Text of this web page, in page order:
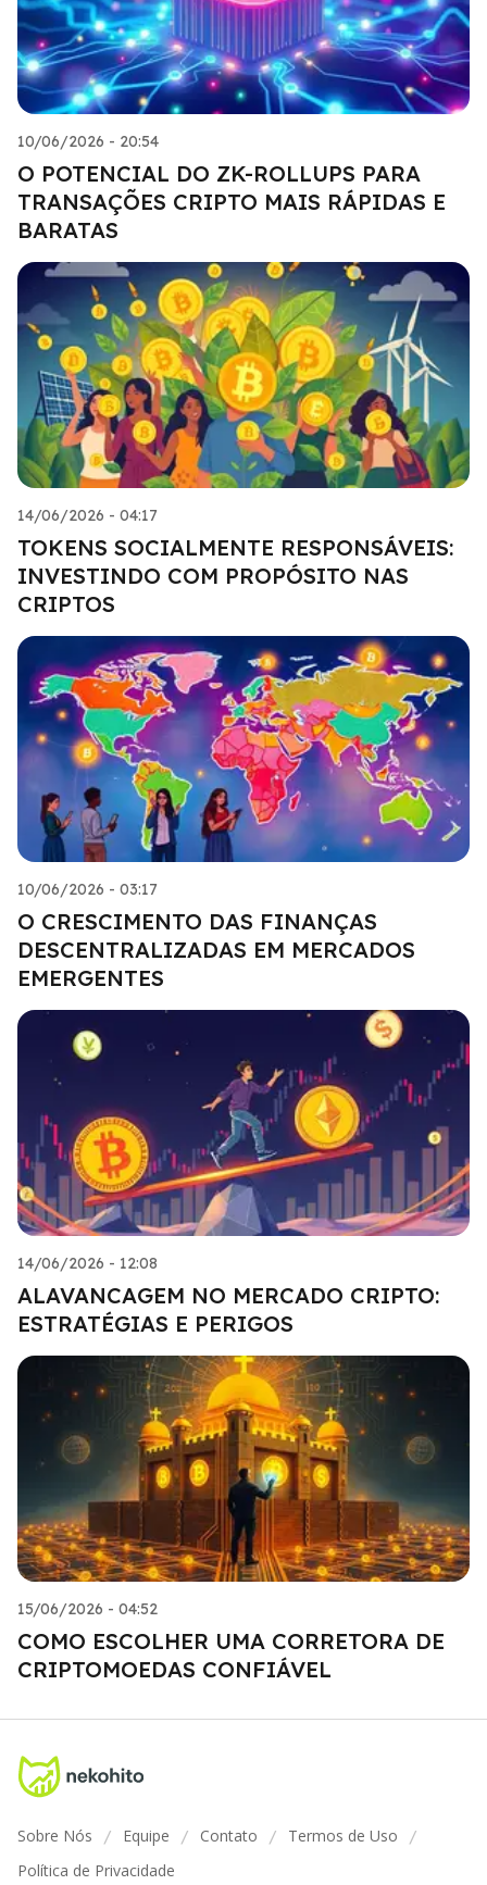
10/06/2026 - 20:54
O POTENCIAL DO ZK-ROLLUPS PARA
TRANSAÇÕES CRIPTO MAIS RÁPIDAS E
BARATAS
14/06/2026 - 04:17
TOKENS SOCIALMENTE RESPONSÁVEIS:
INVESTINDO COM PROPÓSITO NAS
CRIPTOS
10/06/2026 - 03:17
O CRESCIMENTO DAS FINANÇAS
DESCENTRALIZADAS EM MERCADOS
EMERGENTES
14/06/2026 - 12:08
ALAVANCAGEM NO MERCADO CRIPTO:
ESTRATÉGIAS E PERIGOS
15/06/2026 - 04:52
COMO ESCOLHER UMA CORRETORA DE
CRIPTOMOEDAS CONFIÁVEL
Sobre Nós / Equipe / Contato / Termos de Uso /
Política de Privacidade